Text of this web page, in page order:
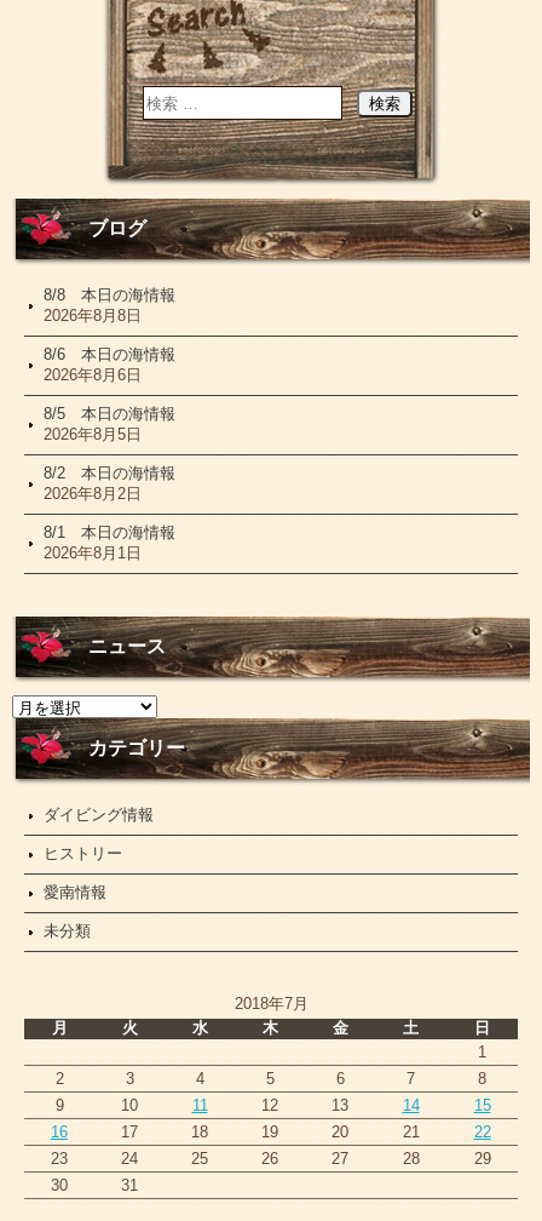
ブログ
8/8 本日の海情報
2026年8月8日
8/6 本日の海情報
2026年8月6日
8/5 本日の海情報
2026年8月5日
8/2 本日の海情報
2026年8月2日
8/1 本日の海情報
2026年8月1日
ニュース
ニ
ュ
ー
カテゴリー
ダイビング情報
ヒストリー
愛南情報
未分類
2018年7月
月
火 水 木 金 土
日
1
2
3 4 5 6 7
8
9
10 11 12 13 14
15
16
17 18 19 20 21
22
23
24 25 26 27 28
29
30
31